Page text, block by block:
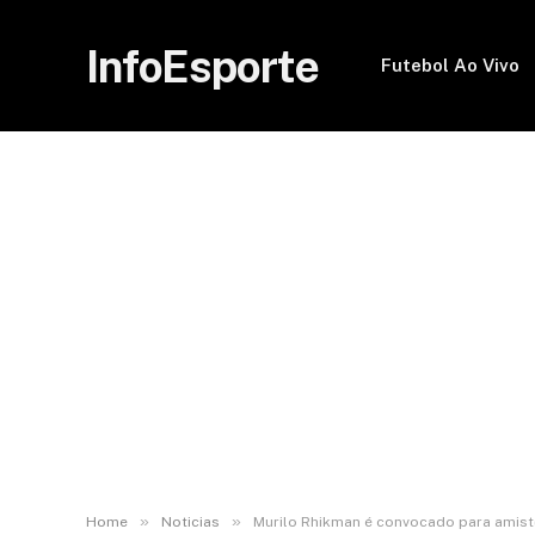
InfoEsporte Futebol Ao Vivo
Home » Noticias » Murilo Rhikman é convocado para